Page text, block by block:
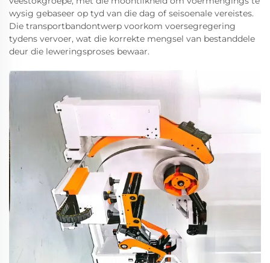
wysig gebaseer op tyd van die dag of seisoenale vereistes.
Die transportbandontwerp voorkom voersegregering
tydens vervoer, wat die korrekte mengsel van bestanddele
deur die leweringsproses bewaar.